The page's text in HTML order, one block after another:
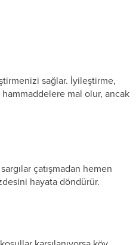
sağlar. İyileştirme,
mal olur, ancak
çatışmadan hemen
hayata döndürür.